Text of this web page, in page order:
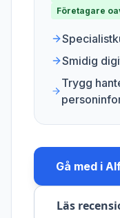
Företagare
Smidig
Trygg
Gå med i
Läs